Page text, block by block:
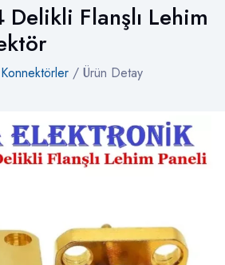
Delikli Flanşlı Lehim
Konnektörler / Ürün Detay